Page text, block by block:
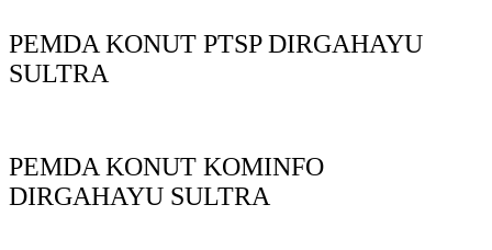
PEMDA KONUT PTSP DIRGAHAYU
SULTRA
PEMDA KONUT KOMINFO
DIRGAHAYU SULTRA